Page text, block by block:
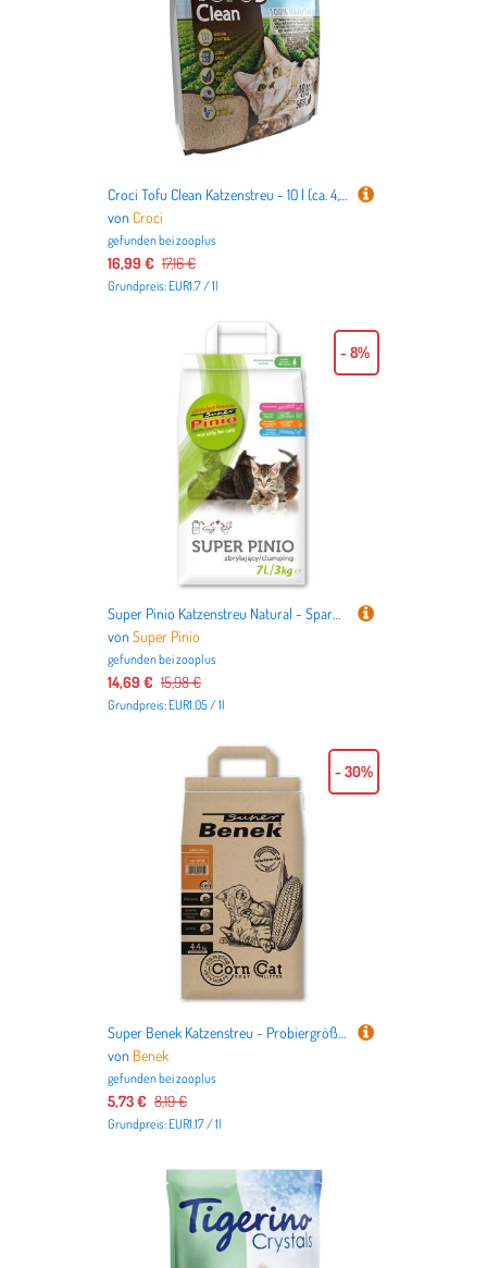
Croci Tofu Clean Katzenstreu - 10 l (ca. 4,5 kg)
von Croci
gefunden beizooplus
16,99 € 17,16 €
Grundpreis: EUR1.7 / 1l
Super Pinio Katzenstreu Natural - Sparpaket: 2 x 7 l (ca. 6 kg)
vonSuper Pinio
gefunden beizooplus
14,69 € 15,98 €
Grundpreis: EUR1.05 / 1l
- 8%
Super Benek Katzenstreu - Probiergröße 7 l - Corn Cat Natural
von Benek
gefunden beizooplus
5,73 € 8,19 €
Grundpreis: EUR1.17 / 1l
- 30%